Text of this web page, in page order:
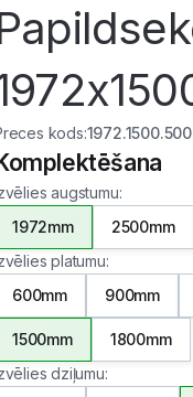
kods:
augstumu:
1972mm
2500mm
platumu:
600mm
900mm
1500mm
1800mm
dziļumu: